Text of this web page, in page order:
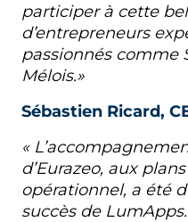
participer à cette
d’entrepreneurs
passionnés comme
Mélois.»
Sébastien Ricard,
«
d’Eurazeo, aux
opérationnel, a été
succès de